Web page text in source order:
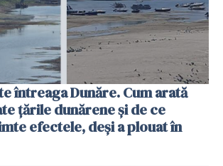
întreaga Dunăre. Cum arată
țările dunărene și de ce
efectele, deși a plouat în